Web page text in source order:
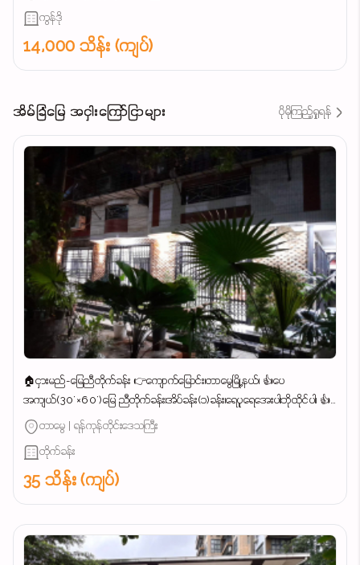
ကွန်ဒို
14,000 သိန်း (ကျပ်)
အိမ်ခြံမြေ အငှါးကြော်ငြာများ ပိုမိုကြည့်ရှုရန်
🏠ငှားမည်-မြေညီတိုက်ခန်း 👉ကျောက်မြောင်း၊တာမွေမြို့နယ်၊ 👍ပေ
အကျယ်(30'×60')မြေ ညီတိုက်ခန်း၊အိပ်ခန်း(၁)ခန်း၊ရေပူရေအေးပါ၊ဘိုထိုင်ပါ၊ 👍
မိသားစုနေ၊စားသောက်ဆိုင်၊ကုမ္ပဏီ ရုံးခန်း၊အဆင်ပြေ၊...
တာမွေ | ရန်ကုန်တိုင်းဒေသကြီး
တိုက်ခန်း
35 သိန်း (ကျပ်)